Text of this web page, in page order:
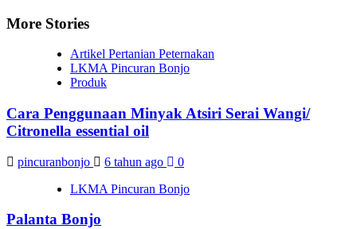
More Stories
Artikel Pertanian Peternakan
LKMA Pincuran Bonjo
Produk
Cara Penggunaan Minyak Atsiri Serai Wangi/
Citronella essential oil
pincuranbonjo 6 tahun ago
0
LKMA Pincuran Bonjo
Palanta Bonjo